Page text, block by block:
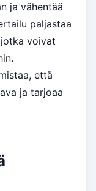
ja vähentää
paljastaa
voivat
että
ja tarjoaa